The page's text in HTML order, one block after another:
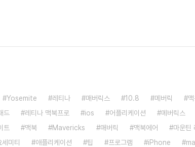
Yosemite 레티나 매버릭스 10.8 메버릭
드 레티나 맥북프로 ios 어플리케이션 메버릭스
트 맥북 Mavericks 매버릭 맥북에어
마운틴
세미티 애플리케이션 팁 프로그램 iPhone